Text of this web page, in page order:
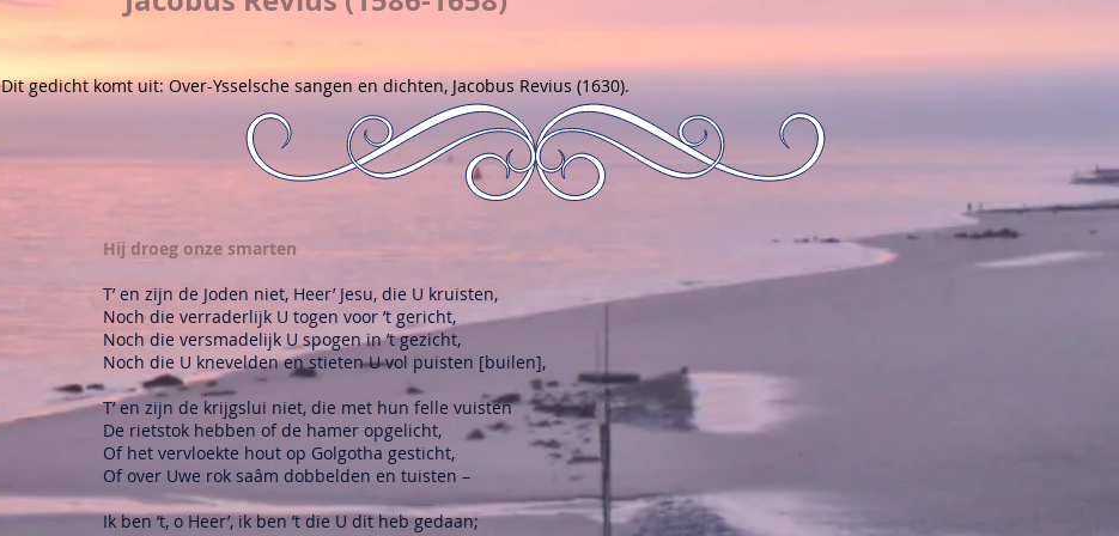
Dit gedicht komt uit: Over-Ysselsche sangen en dichten, Jacobus Revius (1630).
Hij droeg onze smarten
T’ en zijn de Joden niet, Heer’ Jesu, die U kruisten,
Noch die verraderlijk U togen voor ’t gericht,
Noch die versmadelijk U spogen in ’t gezicht,
Noch die U knevelden en stieten U vol puisten [builen],
T’ en zijn de krijgslui niet, die met hun felle vuisten
De rietstok hebben of de hamer opgelicht,
Of het vervloekte hout op Golgotha gesticht,
Of over Uwe rok saâm dobbelden en tuisten –
Ik ben ’t, o Heer’, ik ben ’t die U dit heb gedaan;